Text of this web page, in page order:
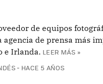
de equipos
agencia de prensa más
e Irlanda. LEER MÁS »
HACE 5 AÑOS